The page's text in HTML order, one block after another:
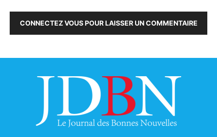
CONNECTEZ VOUS POUR LAISSER UN COMMENTAIRE